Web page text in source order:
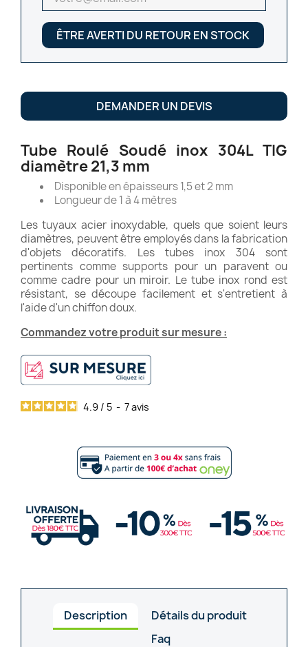
ÊTRE AVERTI DU RETOUR EN STOCK
DEMANDER UN DEVIS
Tube Roulé Soudé inox 304L TIG
diamètre 21,3 mm
Disponible en épaisseurs 1,5 et 2 mm
Longueur de 1 à 4 mètres
Les tuyaux acier inoxydable, quels que soient leurs
diamètres, peuvent être employés dans la fabrication
d'objets décoratifs. Les tubes inox 304 sont
pertinents comme supports pour un paravent ou
comme cadre pour un miroir. Le tube inox rond est
résistant, se découpe facilement et s'entretient à
l'aide d'un chiffon doux.
Commandez votre produit sur mesure :
4.9 / 5 - 7avis
Description
Détails du produit
Faq